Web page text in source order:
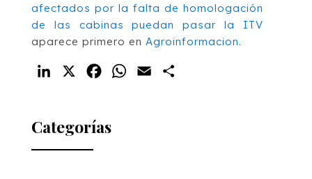
afectados por la falta de homologación
de las cabinas puedan pasar la ITV
aparece primero en Agroinformacion.
LinkedIn FacebookWhatsApp
Email
Categorías